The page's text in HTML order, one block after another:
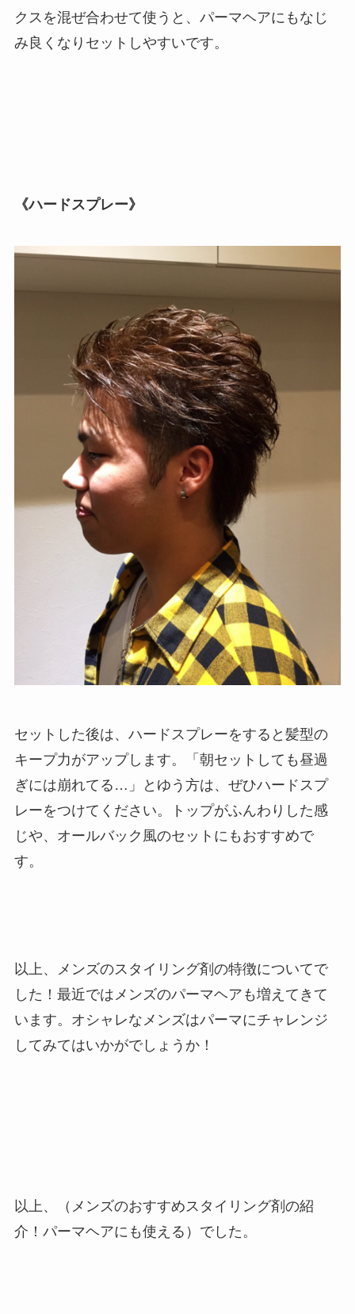
クスを混ぜ合わせて使うと、パーマヘアにもなじ
み良くなりセットしやすいです。
《ハードスプレー》
セットした後は、ハードスプレーをすると髪型の
キープ力がアップします。「朝セットしても昼過
ぎには崩れてる…」とゆう方は、ぜひハードスプ
レーをつけてください。トップがふんわりした感
じや、オールバック風のセットにもおすすめで
す。
以上、メンズのスタイリング剤の特徴についてで
した！最近ではメンズのパーマヘアも増えてきて
います。オシャレなメンズはパーマにチャレンジ
してみてはいかがでしょうか！
以上、（メンズのおすすめスタイリング剤の紹
介！パーマヘアにも使える）でした。